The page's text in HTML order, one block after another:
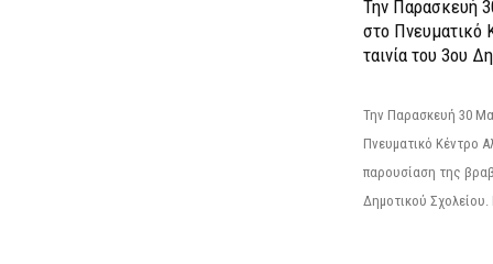
Την Παρασκευή
στο Πνευματικό
ταινία του 3ου
Την Παρασκευή 30
Πνευματικό Κέντρο
παρουσίαση της
Δημοτικού Σχολείου.